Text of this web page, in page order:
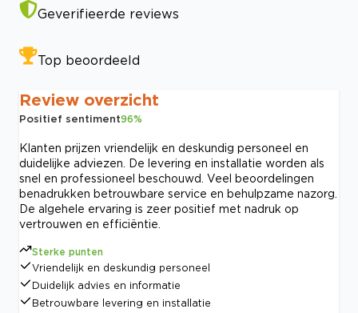
Geverifieerde reviews
Top beoordeeld
Review overzicht
Positief sentiment96%
Klanten prijzen vriendelijk en deskundig personeel en
duidelijke adviezen. De levering en installatie worden als
snel en professioneel beschouwd. Veel beoordelingen
benadrukken betrouwbare service en behulpzame nazorg.
De algehele ervaring is zeer positief met nadruk op
vertrouwen en efficiëntie.
Sterke punten
Vriendelijk en deskundig personeel
Duidelijk advies en informatie
Betrouwbare levering en installatie